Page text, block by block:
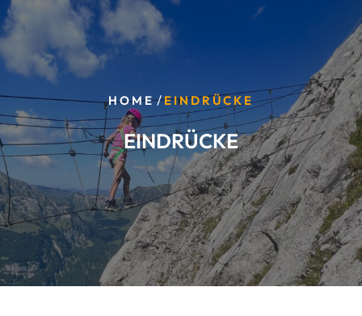
HOME/EINDRÜCKE
EINDRÜCKE